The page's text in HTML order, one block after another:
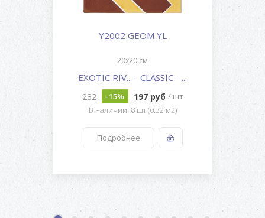
Y2002 GEOM YL
20x20 см
EXOTIC RIV... - CLASSIC - ...
232 -15% 197 руб / шт
В наличии: 8 шт (0.32 м2)
Подробнее